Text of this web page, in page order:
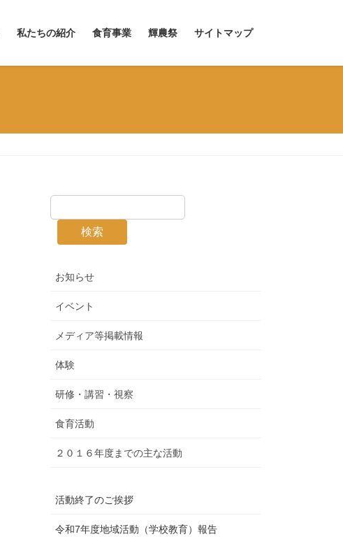
私たちの紹介 食育事業 輝農祭 サイトマップ
検索
お知らせ
イベント
メディア等掲載情報
体験
研修・講習・視察
食育活動
２０１６年度までの主な活動
活動終了のご挨拶
令和7年度地域活動（学校教育）報告